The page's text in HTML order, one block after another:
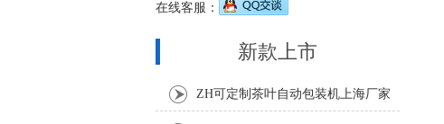
在线客服：
新款上市
ZH可定制茶叶自动包装机上海厂家